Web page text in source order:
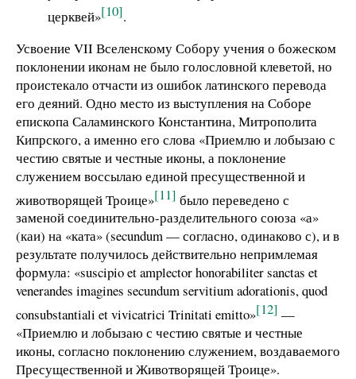
церквей»[10].
Усвоение VII Вселенскому Собору учения о божеском
поклонении иконам не было голословной клеветой, но
проистекало отчасти из ошибок латинского перевода
его деяний. Одно место из выступления на Соборе
епископа Саламинского Константина, Митрополита
Кипрского, а именно его слова «Приемлю и лобызаю с
честию святые и честные иконы, а поклонение
служением воссылаю единой пресущественной и
животворящей Троице»[11] было переведено с
заменой соединительно-разделительного союза «а»
(каи) на «ката» (secundum — согласно, одинаково с), и в
результате получилось действительно непримлемая
формула: «suscipio et amplector honorabiliter sanctas et
venerandes imagines secundum servitium adorationis, quod
consubstantiali et vivicatrici Trinitati emitto»[12] —
«Приемлю и лобызаю с честию святые и честные
иконы, согласно поклонению служением, воздаваемого
Пресущественной и Животворящей Троице».